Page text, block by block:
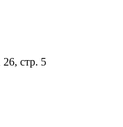
стр. 5